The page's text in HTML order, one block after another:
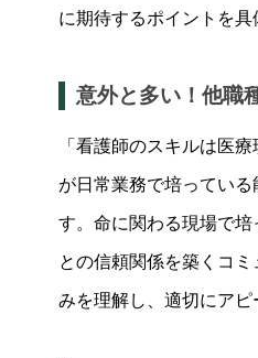
に期待するポイントを具
意外と多い！他職
「看護師のスキルは医
が日常業務で培ってい
す。命に関わる現場で
との信頼関係を築くコ
みを理解し、適切にアピ